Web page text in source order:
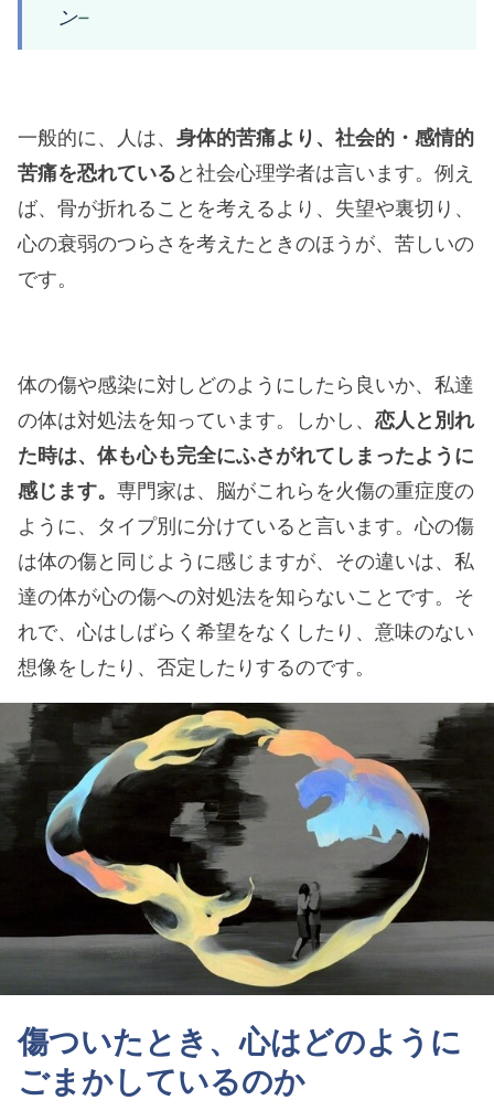
ン–
一般的に、人は、 身体的苦痛より、社会的・感情的
苦痛を恐れていると社会心理学者は言います。例え
ば、骨が折れることを考えるより、失望や裏切り、
心の衰弱のつらさを考えたときのほうが、苦しいの
です。
体の傷や感染に対しどのようにしたら良いか、私達
の体は対処法を知っています。しかし、 恋人と別れ
た時は、体も心も完全にふさがれてしまったように
感じます。 専門家は、脳がこれらを火傷の重症度の
ように、タイプ別に分けていると言います。心の傷
は体の傷と同じように感じますが、その違いは、私
達の体が心の傷への対処法を知らないことです。そ
れで、心はしばらく希望をなくしたり、意味のない
想像をしたり、否定したりするのです。
傷ついたとき、心はどのように
ごまかしているのか